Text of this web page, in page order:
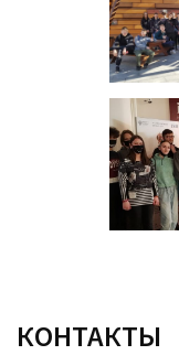
КОНТАКТЫ